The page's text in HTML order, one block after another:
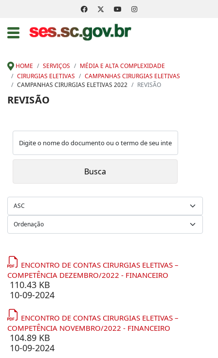
HOME SERVIÇOS
MÉDIA E ALTA COMPLEXIDADE
CIRURGIAS ELETIVAS
CAMPANHAS CIRURGIAS ELETIVAS
CAMPANHAS CIRURGIAS ELETIVAS 2022
REVISÃO
REVISÃO
ENCONTRO DE CONTAS CIRURGIAS ELETIVAS –
COMPETÊNCIA DEZEMBRO/2022 - FINANCEIRO
110.43 KB
10-09-2024
ENCONTRO DE CONTAS CIRURGIAS ELETIVAS –
COMPETÊNCIA NOVEMBRO/2022 - FINANCEIRO
104.89 KB
10-09-2024